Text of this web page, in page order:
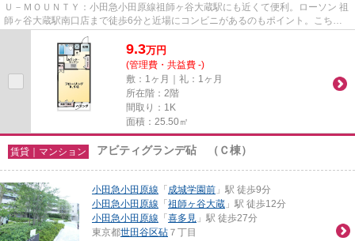
Ｕ－ＭＯＵＮＴＹ：小田急小田原線祖師ヶ谷大蔵駅にも近くて便利。ローソン 祖
師ヶ谷大蔵駅南口店まで徒歩6分と近場にコンビニがあるのもポイント。こちら
は初期費用をカードでお支払...
9.3万円
(管理費・共益費 -)
敷：1ヶ月｜礼：1ヶ月
所在階：2階
間取り：1K
面積：25.50㎡
賃貸｜マンション アビティグランデ砧 （Ｃ棟）
小田急小田原線 「成城学園前 」駅 徒歩9分
小田急小田原線 「祖師ヶ谷大蔵 」駅 徒歩12分
小田急小田原線 「喜多見 」駅 徒歩27分
東京都世田谷区砧 ７丁目